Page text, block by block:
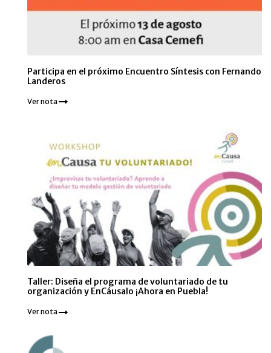
Participa en el próximo Encuentro Síntesis con Fernando
Landeros
Ver nota
Taller: Diseña el programa de voluntariado de tu
organización y EnCáusalo ¡Ahora en Puebla!
Ver nota